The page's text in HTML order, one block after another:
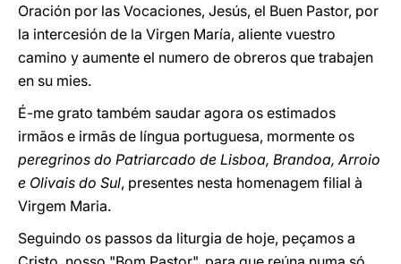
Oración por las Vocaciones, Jesús, el Buen Pastor, por
la intercesión de la Virgen María, aliente vuestro
camino y aumente el numero de obreros que trabajen
en su mies.
É-me grato também saudar agora os estimados
irmãos e irmãs de língua portuguesa, mormente os
peregrinos do Patriarcado de Lisboa, Brandoa, Arroio
e Olivais do Sul, presentes nesta homenagem filial à
Virgem Maria.
Seguindo os passos da liturgia de hoje, peçamos a